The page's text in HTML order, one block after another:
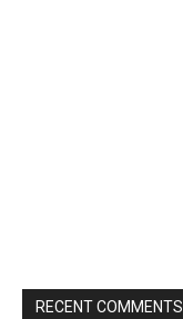
RECENT COMMENTS